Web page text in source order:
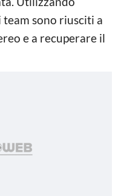
sono riusciti a
e a recuperare il